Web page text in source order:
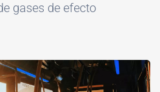
gases de efecto